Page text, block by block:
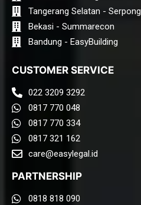
Tangerang Selatan - Serpong
Bekasi - Summarecon
Bandung - EasyBuilding
CUSTOMER SERVICE
022 3209 3292
0817 770 048
0817 770 334
0817 321 162
care@easylegal.id​
PARTNERSHIP
0818 818 090